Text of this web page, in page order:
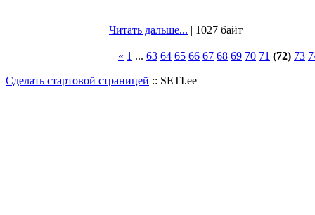
Читать дальше... | 1027 байт
« 1 ... 63 64 65 66 67 68 69 70 71 (72) 73
Сделать стартовой страницей :: SETI.ee